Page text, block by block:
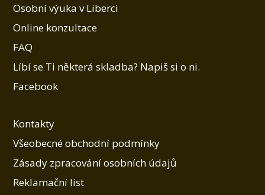
Osobní výuka v Liberci
Online konzultace
FAQ
Líbí se Ti některá skladba? Napiš si o ni.
Facebook
Kontakty
Všeobecné obchodní podmínky
Zásady zpracování osobních údajů
Reklamační list